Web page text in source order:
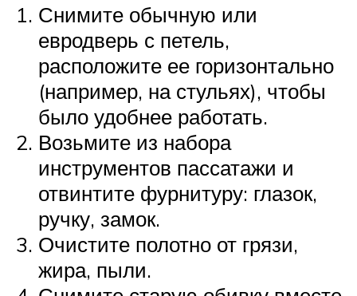
Снимите обычную или
евродверь с петель,
расположите ее горизонтально
(например, на стульях), чтобы
было удобнее работать.
Возьмите из набора
инструментов пассатажи и
отвинтите фурнитуру: глазок,
ручку, замок.
Очистите полотно от грязи,
жира, пыли.